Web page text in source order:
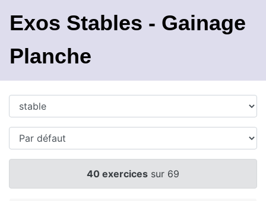
Exos Stables - Gainage
Planche
40 exercices sur 69